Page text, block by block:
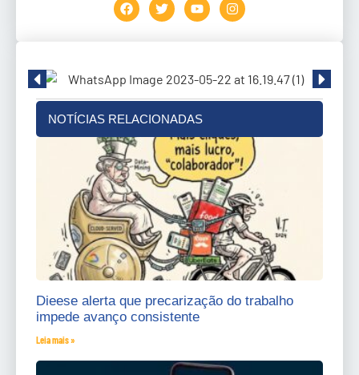
NOTÍCIAS RELACIONADAS
Dieese alerta que precarização do trabalho
impede avanço consistente
Leia mais »